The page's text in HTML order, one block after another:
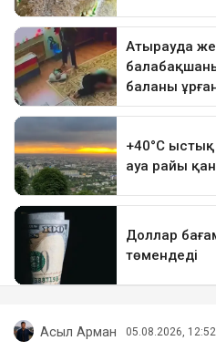
Асыл Арман 05.08.2026, 12:52